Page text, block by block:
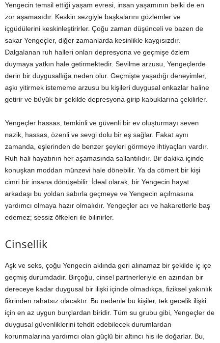
Yengecin temsil ettiği yaşam evresi, insan yaşamının belki de en
zor aşamasıdır. Keskin sezgiyle başkalarını gözlemler ve
içgüdülerini keskinleştirirler. Çoğu zaman düşünceli ve bazen de
sakar Yengeçler, diğer zamanlarda kesinlikle kaygısızdır.
Dalgalanan ruh halleri onları depresyona ve geçmişe özlem
duymaya yatkın hale getirmektedir. Sevilme arzusu, Yengeçlerde
derin bir duygusallığa neden olur. Geçmişte yaşadığı deneyimler,
aşkı yitirmek istememe arzusu bu kişileri duygusal enkazlar haline
getirir ve büyük bir şekilde depresyona girip kabuklarına çekilirler.
Yengeçler hassas, temkinli ve güvenli bir ev oluşturmayı seven
nazik, hassas, özenli ve sevgi dolu bir eş sağlar. Fakat aynı
zamanda, eşlerinden de benzer şeyleri görmeye ihtiyaçları vardır.
Ruh hali hayatının her aşamasında sallantılıdır. Bir dakika içinde
konuşkan moddan münzevi hale dönebilir. Ya da cömert bir kişi
cimri bir insana dönüşebilir. İdeal olarak, bir Yengecin hayat
arkadaşı bu yoldan sabırla geçmeye ve Yengecin açılmasına
yardımcı olmaya hazır olmalıdır. Yengeçler acı ve hakaretlerle baş
edemez; sessiz öfkeleri ile bilinirler.
Cinsellik
Aşk ve seks, çoğu Yengecin aklında geri alınamaz bir şekilde iç içe
geçmiş durumdadır. Birçoğu, cinsel partnerleriyle en azından bir
dereceye kadar duygusal bir ilişki içinde olmadıkça, fiziksel yakınlık
fikrinden rahatsız olacaktır. Bu nedenle bu kişiler, tek gecelik ilişki
için en az uygun burçlardan biridir. Tüm su grubu gibi, Yengeçler de
duygusal güvenliklerini tehdit edebilecek durumlardan
korunmalarına yardımcı olan güçlü bir altıncı his ile doğarlar. Bu,